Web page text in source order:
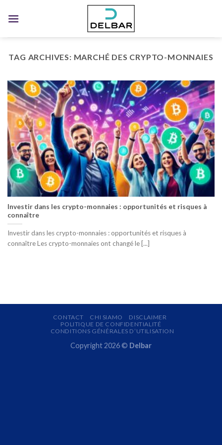
TAG ARCHIVES: MARCHÉ DES CRYPTO-MONNAIES
Investir dans les crypto-monnaies : opportunités et risques à
connaître
Investir dans les crypto-monnaies : opportunités et risques à
connaître Les crypto-monnaies ont changé le [...]
CONTACT CHI SIAMO
DISCLAIMER
POLITIQUE DE CONFIDENTIALITÉ
CONDITIONS GÉNÉRALES D’UTILISATION
Copyright 2026 © Delbar